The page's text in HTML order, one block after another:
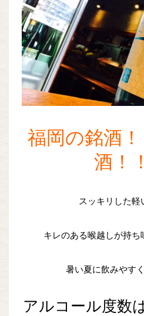
福岡の銘酒
酒！
スッキリした軽
キレのある喉越しが持ち
暑い夏に飲みやす
アルコール度数